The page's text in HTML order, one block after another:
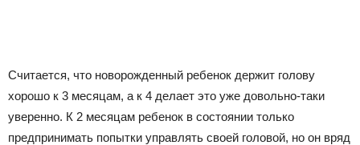
Считается, что новорожденный ребенок держит голову
хорошо к 3 месяцам, а к 4 делает это уже довольно-таки
уверенно. К 2 месяцам ребенок в состоянии только
предпринимать попытки управлять своей головой, но он вряд